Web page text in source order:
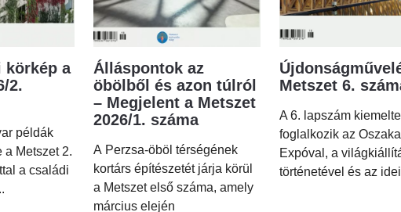
körkép a
2.
példák
a Metszet 2.
a családi
Álláspontok az
öbölből és azon túlról
– Megjelent a Metszet
2026/1. száma
A Perzsa-öböl térségének
kortárs építészetét járja körül
a Metszet első száma, amely
március elején
Metszet 6.
A 6. lapszám
foglalkozik az
Expóval, a
történetével és az